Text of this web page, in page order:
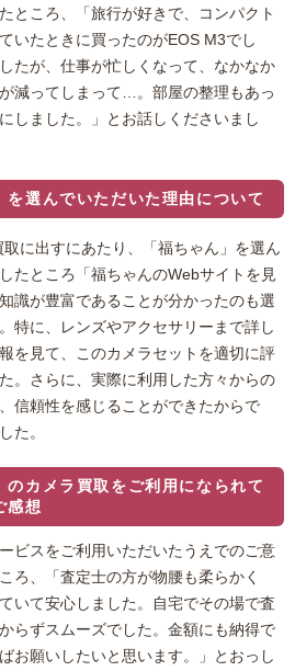
ところ、「旅行が好きで、コンパクト
いたときに買ったのがEOS M3でし
たが、仕事が忙しくなって、なかなか
減ってしまって…。部屋の整理もあっ
しました。」とお話しくださいまし
を選んでいただいた理由について
に出すにあたり、「福ちゃん」を選ん
たところ「福ちゃんのWebサイトを見
識が豊富であることが分かったのも選
特に、レンズやアクセサリーまで詳し
を見て、このカメラセットを適切に評
。さらに、実際に利用した方々からの
信頼性を感じることができたからで
た。
のカメラ買取をご利用になられて
感想
ビスをご利用いただいたうえでのご意
ろ、「査定士の方が物腰も柔らかく
いて安心しました。自宅でその場で査
らずスムーズでした。金額にも納得で
お願いしたいと思います。」とおっし